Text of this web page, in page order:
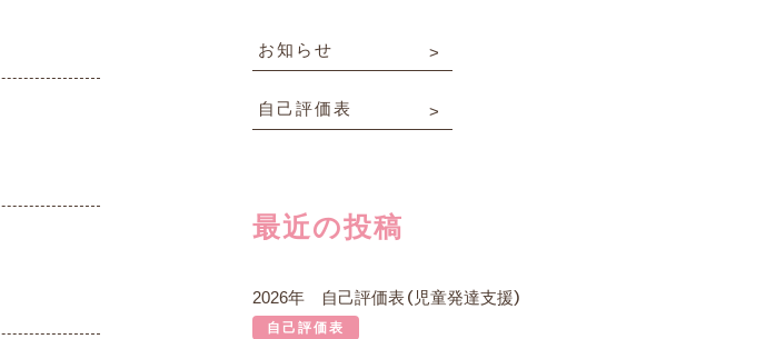
お知らせ
自己評価表
最近の投稿
2026年 自己評価表（児童発達支援）
自己評価表